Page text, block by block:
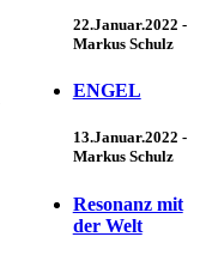
22.Januar.2022 -
Markus Schulz
ENGEL
13.Januar.2022 -
Markus Schulz
Resonanz mit
der Welt